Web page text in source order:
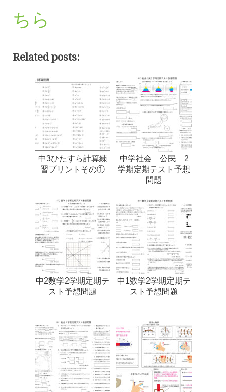
ちら
Related posts:
中3ひたすら計算練
習プリントその①
中学社会 公民 2
学期定期テスト予想
問題
中2数学2学期定期テ
スト予想問題
中1数学2学期定期テ
スト予想問題